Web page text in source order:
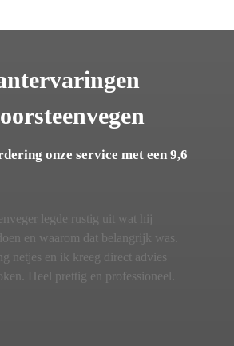
onze service met een 9,6
legde rustig uit wat hij
en waarom dat belangrijk was.
netjes en ik kreeg direct advies
Heel prettig en professioneel.